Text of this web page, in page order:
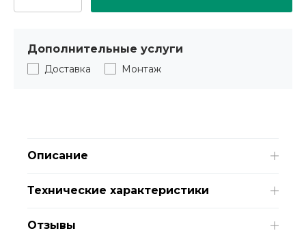
Дополнительные услуги
Доставка Монтаж
Описание
Технические характеристики
Отзывы